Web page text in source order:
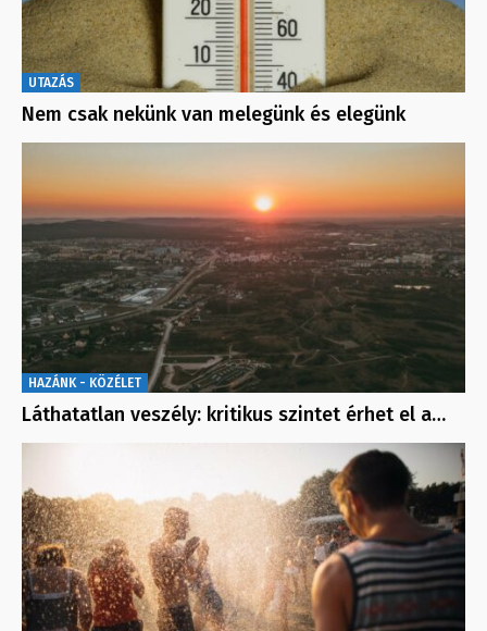
UTAZÁS
Nem csak nekünk van melegünk és elegünk
HAZÁNK - KÖZÉLET
Láthatatlan veszély: kritikus szintet érhet el a…